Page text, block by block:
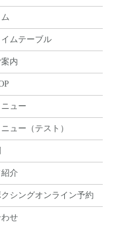
ムテーブル
内
ュー
ュー（テスト）
介
シングオンライン予約
せ